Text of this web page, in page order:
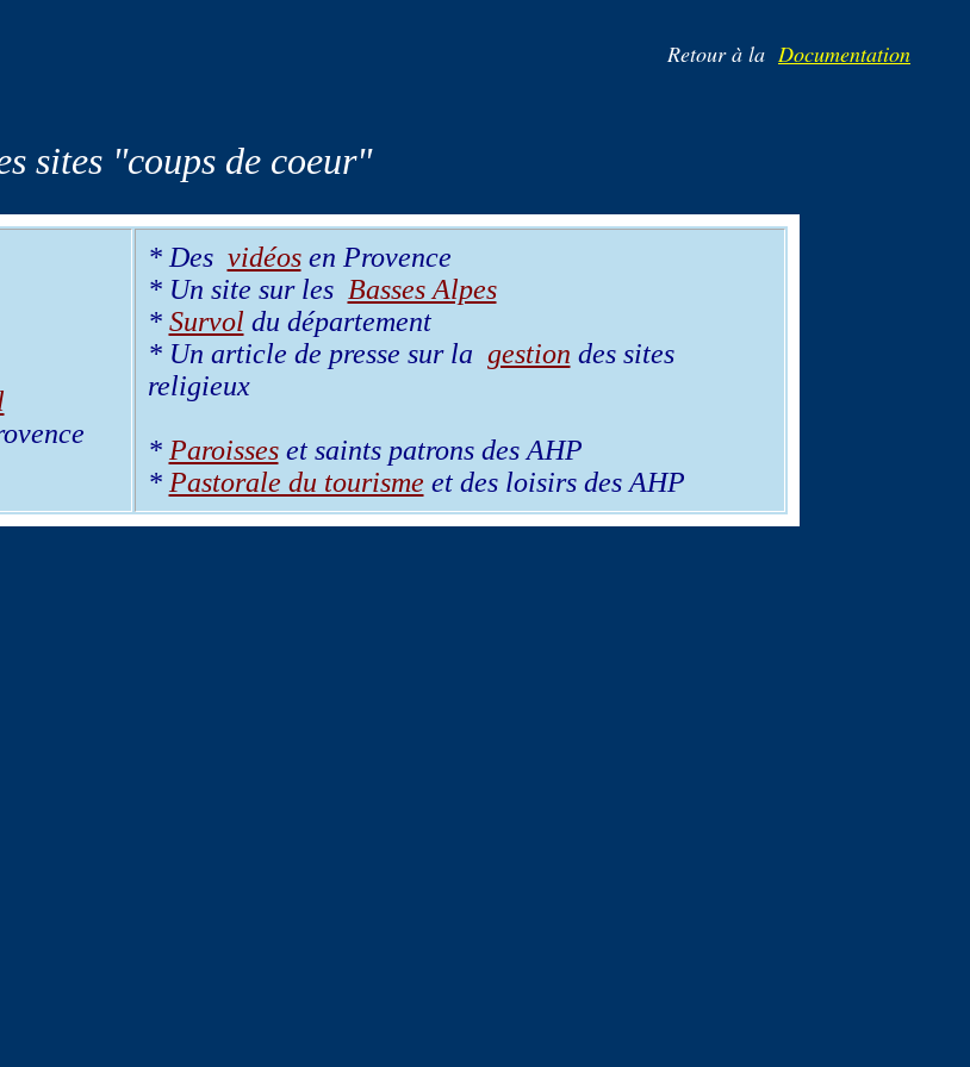
Retour à la Documentation
sites "coups de coeur"
* Des vidéosen Provence
* Un site sur les Basses Alpes
* Survol du département
* Un article de presse sur la gestion des sites
religieux
* Paroisseset saints patrons des AHP
* Pastorale du tourisme et des loisirs des AHP